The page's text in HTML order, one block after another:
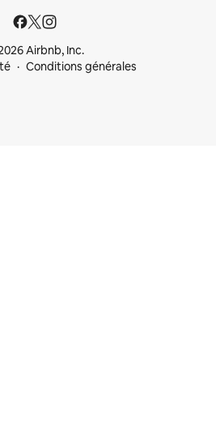
Airbnb, Inc.
Conditions générales